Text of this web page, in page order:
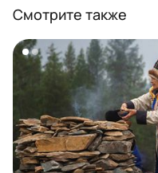
Смотрите также